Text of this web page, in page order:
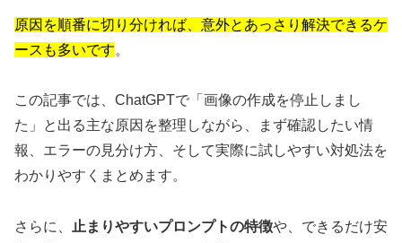
原因を順番に切り分ければ、意外とあっさり解決できるケ
ースも多いです。
この記事では、ChatGPTで「画像の作成を停止しまし
た」と出る主な原因を整理しながら、まず確認したい情
報、エラーの見分け方、そして実際に試しやすい対処法を
わかりやすくまとめます。
さらに、 止まりやすいプロンプトの特徴や、できるだけ安